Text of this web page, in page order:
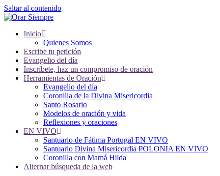
Saltar al contenido
Inicio
Quienes Somos
Escribe tu petición
Evangelio del día
Inscríbete, haz un compromiso de oración
Herramientas de Oración
Evangelio del día
Coronilla de la Divina Misericordia
Santo Rosario
Modelos de oración y vida
Reflexiones y oraciones
EN VIVO
Santuario de Fátima Portugal EN VIVO
Santuario Divina Misericordia POLONIA EN VIVO
Coronilla con Mamá Hilda
Alternar búsqueda de la web